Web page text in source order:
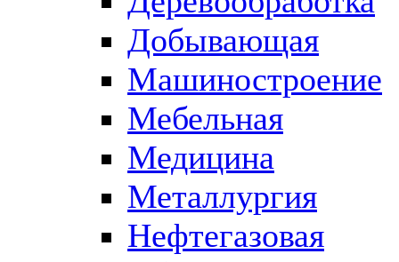
Добывающая
Машиностроение
Мебельная
Медицина
Металлургия
Нефтегазовая